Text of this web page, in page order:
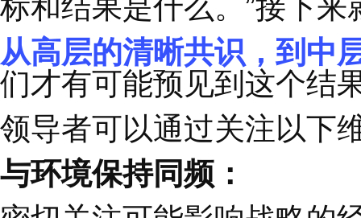
1 由上而下地明确什
从高层开始，高层一
叫做“必赢的战役”。中
果或者是目标。高层
是挂在墙上的文字，